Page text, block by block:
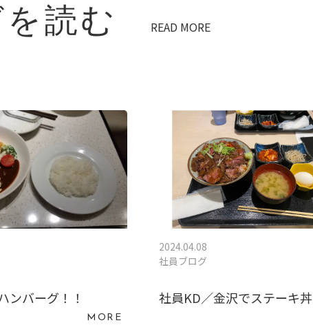
読む READ MORE
ンバーグ！！
MORE
2024.04.08
社員ブログ
社員KD／金沢でステーキ丼